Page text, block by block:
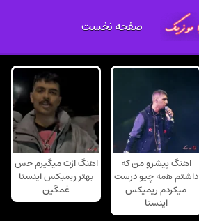
صفحه نخست
اهنگ پیشرو من که
داشتم همه چیو درست
میکردم ریمیکس
اینستا
اهنگ ازت میگیرم حس
بهتر ریمیکس اینستا
غمگین